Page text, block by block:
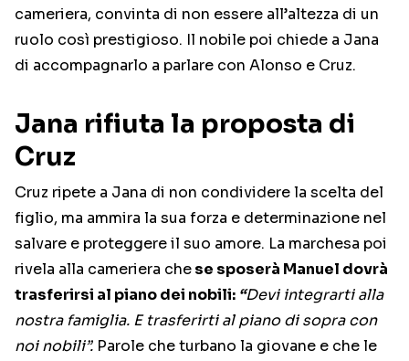
cameriera, convinta di non essere all’altezza di un
ruolo così prestigioso. Il nobile poi chiede a Jana
di accompagnarlo a parlare con Alonso e Cruz.
Jana rifiuta la proposta di
Cruz
Cruz ripete a Jana di non condividere la scelta del
figlio, ma ammira la sua forza e determinazione nel
salvare e proteggere il suo amore. La marchesa poi
rivela alla cameriera chese sposerà Manuel dovrà
trasferirsi al piano dei nobili: “Devi integrarti alla
nostra famiglia. E trasferirti al piano di sopra con
noi nobili”. Parole che turbano la giovane e che le